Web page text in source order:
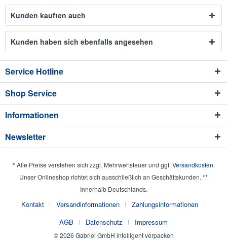
Kunden kauften auch
Kunden haben sich ebenfalls angesehen
Service Hotline
Shop Service
Informationen
Newsletter
* Alle Preise verstehen sich zzgl. Mehrwertsteuer und ggf. Versandkosten.
Unser Onlineshop richtet sich ausschließlich an Geschäftskunden. **
Innerhalb Deutschlands.
Kontakt Versandinformationen
Zahlungsinformationen
AGB
Datenschutz Impressum
© 2026 Gabriel GmbH intelligent verpacken